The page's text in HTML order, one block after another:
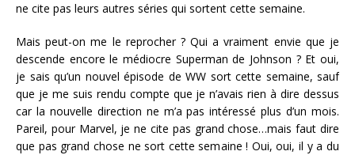
ne cite pas leurs autres séries qui sortent cette semaine.
Mais peut-on me le reprocher ? Qui a vraiment envie que je
descende encore le médiocre Superman de Johnson ? Et oui,
je sais qu’un nouvel épisode de WW sort cette semaine, sauf
que je me suis rendu compte que je n’avais rien à dire dessus
car la nouvelle direction ne m’a pas intéressé plus d’un mois.
Pareil, pour Marvel, je ne cite pas grand chose…mais faut dire
que pas grand chose ne sort cette semaine ! Oui, oui, il y a du